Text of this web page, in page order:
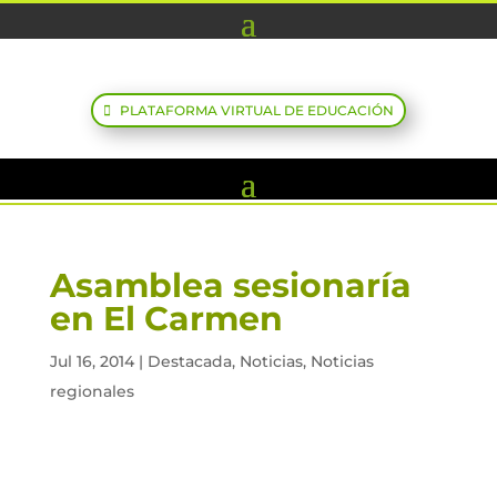
PLATAFORMA VIRTUAL DE EDUCACIÓN
Asamblea sesionaría
en El Carmen
Jul 16, 2014| Destacada, Noticias, Noticias
regionales